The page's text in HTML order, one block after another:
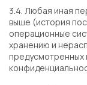
3.4. Любая иная
выше (история
операционные
хранению и
предусмотренных